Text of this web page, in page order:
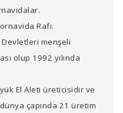
Rafı.
Devletleri menşeli
olup 1992 yılında
El Aleti üreticisidir ve
çapında 21 üretim